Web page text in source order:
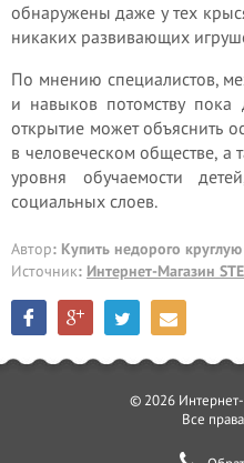
обнаружены даже у тех
никаких развивающих
По мнению специалистов,
и навыков потомству пока
открытие может объяснить
в человеческом обществе, а
уровня обучаемости
социальных слоев.
Автор: Купить недорого
Источник: Интернет-Магазин
© 2026 Интернет-
Все